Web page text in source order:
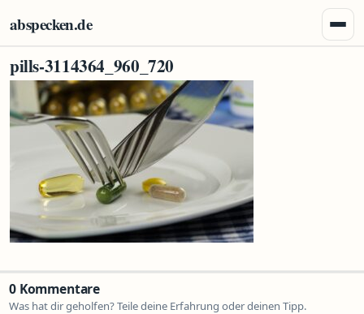
abspecken.de
pills-3114364_960_720
0 Kommentare
Was hat dir geholfen? Teile deine Erfahrung oder deinen Tipp.